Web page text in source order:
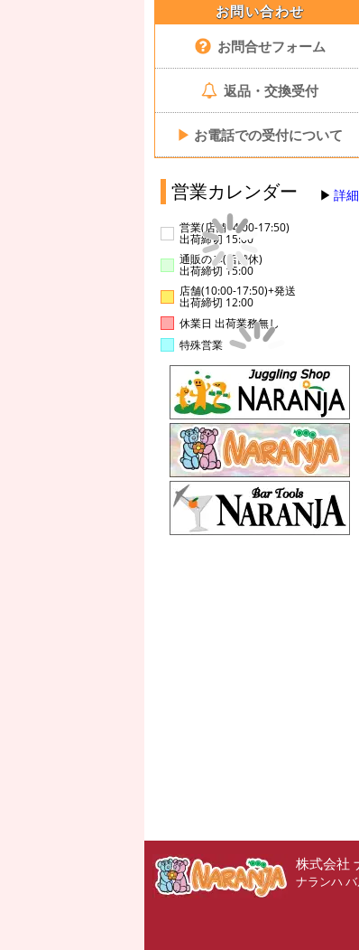
お問い合わせ
お問合せフォーム
返品・交換受付
▶ お電話での受付について
営業カレンダー 詳細
営業(店舗14:00-17:50)
出荷締切 15:00
通販のみ(店舗休)
出荷締切 15:00
店舗(10:00-17:50)+発送
出荷締切 12:00
休業日 出荷業務無し
特殊営業
株式会社
ナランハ